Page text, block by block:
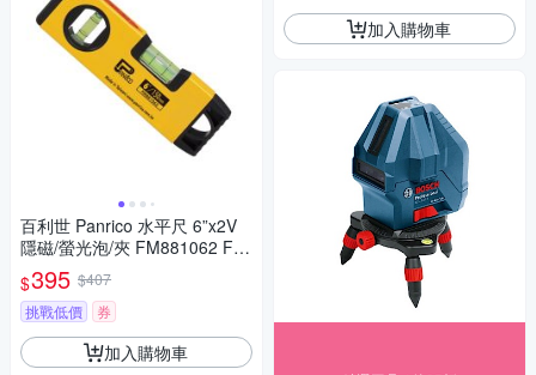
百利世 Panrico 水平尺 6”x2V
隱磁/螢光泡/夾 FM881062 FM
881062
$395 $407
挑戰低價
券
加入購物車
加入購物車